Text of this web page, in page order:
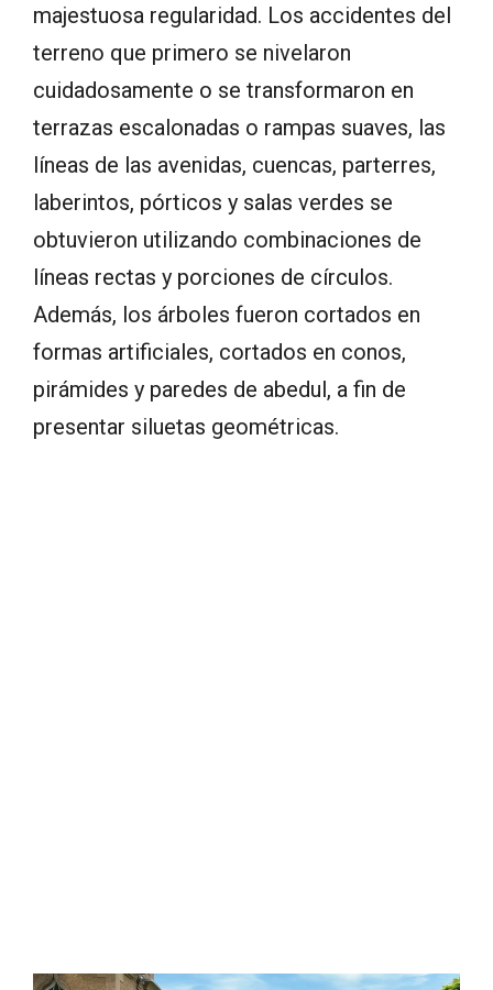
majestuosa regularidad. Los accidentes del
terreno que primero se nivelaron
cuidadosamente o se transformaron en
terrazas escalonadas o rampas suaves, las
líneas de las avenidas, cuencas, parterres,
laberintos, pórticos y salas verdes se
obtuvieron utilizando combinaciones de
líneas rectas y porciones de círculos.
Además, los árboles fueron cortados en
formas artificiales, cortados en conos,
pirámides y paredes de abedul, a fin de
presentar siluetas geométricas.